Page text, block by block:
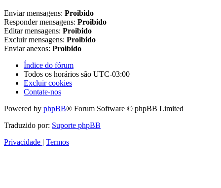
Enviar mensagens: Proibido
Responder mensagens: Proibido
Editar mensagens: Proibido
Excluir mensagens: Proibido
Enviar anexos: Proibido
Índice do fórum
Todos os horários são UTC-03:00
Excluir cookies
Contate-nos
Powered by phpBB® Forum Software © phpBB Limited
Traduzido por: Suporte phpBB
Privacidade | Termos